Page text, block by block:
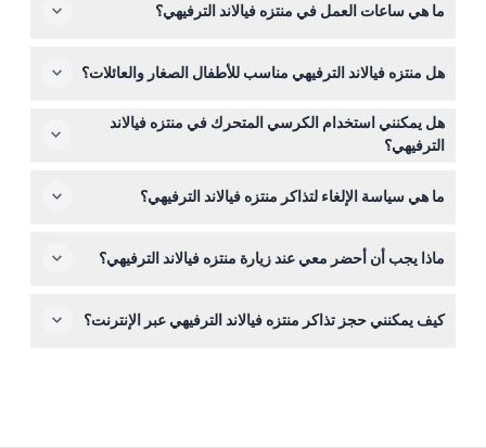
والقطار السياحي حول الحديقة، بالإضافة إلى خدمة الحافلات
الغابة وسجن الظلام تتطلب رسوم إضافية.
ما هي ساعات العمل في منتزه فيالاند الترفيهي؟
من الاثنين إلى الخميس وعطلات نهاية الأسبوع، ومن الساعة
التأكد عند الحجز).
هل منتزه فيالاند الترفيهي مناسب للأطفال الصغار والعائلات؟
عامًا برفقة أحد البالغين الذين يدفعون، والدخول مجاني للأطفال
هل يمكنني استخدام الكرسي المتحرك في منتزه فيالاند
الترفيهي؟
الألعاب والمعالم تستوعب مستخدمي الكرسي المتحرك. من
ما هي سياسة الإلغاء لتذاكر منتزه فيالاند الترفيهي؟
الظروف، لذلك يرجى التأكد جيدًا قبل الحجز.
ماذا يجب أن أحضر معي عند زيارة منتزه فيالاند الترفيهي؟
وبعض النقود أو بطاقة للدفع مقابل الوجبات والوجبات الخفيفة
كيف يمكنني حجز تذاكر منتزه فيالاند الترفيهي عبر الإنترنت؟